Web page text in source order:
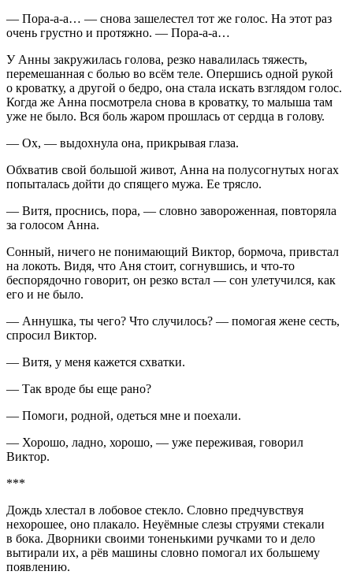
— Пора-а-а… — снова зашелестел тот же голос. На этот раз
очень грустно и протяжно. — Пора-а-а…
У Анны закружилась голова, резко навалилась тяжесть,
перемешанная с болью во всём теле. Опершись одной рукой
о кроватку, а другой о бедро, она стала искать взглядом голос.
Когда же Анна посмотрела снова в кроватку, то малыша там
уже не было. Вся боль жаром прошлась от сердца в голову.
— Ох, — выдохнула она, прикрывая глаза.
Обхватив свой большой живот, Анна на полусогнутых ногах
попыталась дойти до спящего мужа. Ее трясло.
— Витя, проснись, пора, — словно завороженная, повторяла
за голосом Анна.
Сонный, ничего не понимающий Виктор, бормоча, привстал
на локоть. Видя, что Аня стоит, согнувшись, и что-то
беспорядочно говорит, он резко встал — сон улетучился, как
его и не было.
— Аннушка, ты чего? Что случилось? — помогая жене сесть,
спросил Виктор.
— Витя, у меня кажется схватки.
— Так вроде бы еще рано?
— Помоги, родной, одеться мне и поехали.
— Хорошо, ладно, хорошо, — уже переживая, говорил
Виктор.
***
Дождь хлестал в лобовое стекло. Словно предчувствуя
нехорошее, оно плакало. Неуёмные слезы струями стекали
в бока. Дворники своими тоненькими ручками то и дело
вытирали их, а рёв машины словно помогал их большему
появлению.